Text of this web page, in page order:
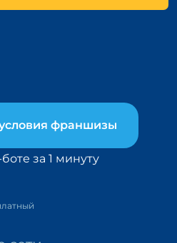
франшизы
за 1 минуту